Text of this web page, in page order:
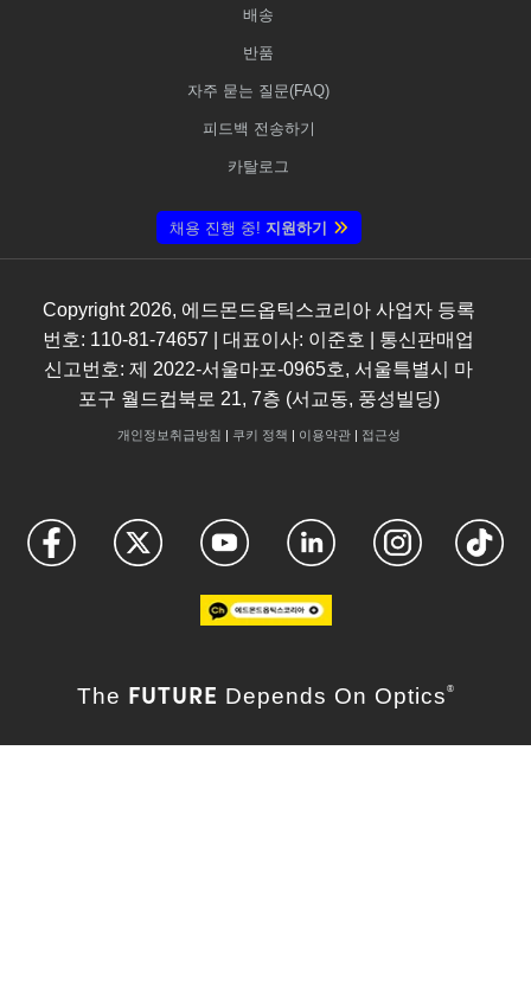
배송
반품
자주 묻는 질문(FAQ)
피드백 전송하기
카탈로그
채용 진행 중! 지원하기
Copyright 2026, 에드몬드옵틱스코리아 사업자 등록
번호: 110-81-74657 | 대표이사: 이준호 | 통신판매업
신고번호: 제 2022-서울마포-0965호, 서울특별시 마
포구 월드컵북로 21, 7층 (서교동, 풍성빌딩)
개인정보취급방침 | 쿠키 정책 | 이용약관| 접근성
The FUTURE Depends On Optics ®